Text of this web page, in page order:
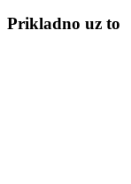
Prikladno uz to